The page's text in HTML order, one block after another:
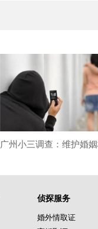
侦探服务
婚外情取证